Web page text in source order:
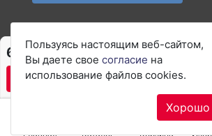
Пользуясь настоящим веб-сайтом,
Вы даете свое согласие на
использование файлов cookies.
Хорошо
6 180 ₽ 7 750 ₽
В КОРЗИНУ
Главная Каталог Корзина